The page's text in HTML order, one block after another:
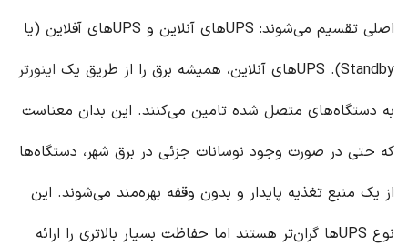
اصلی تقسیم می‌شوند: UPS‌های آنلاین و UPS‌های آفلاین (یا
Standby). UPS‌های آنلاین، همیشه برق را از طریق یک
اینورتر
به دستگاه‌های متصل شده تامین می‌کنند. این بدان معناست
که حتی در صورت وجود نوسانات جزئی در برق شهر، دستگاه‌ها
از یک منبع تغذیه پایدار و بدون وقفه بهره‌مند می‌شوند. این
نوع UPS‌ها گران‌تر هستند اما حفاظت بسیار بالاتری را ارائه